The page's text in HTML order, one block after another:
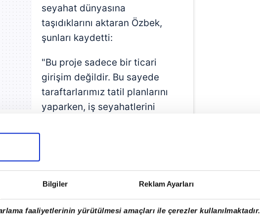
Bilgiler Reklam Ayarları
faaliyetlerinin yürütülmesi amaçları ile çerezler kullanılmaktadır.
seyahat dünyasına
taşıdıklarını aktaran Özbek,
şunları kaydetti:
"Bu proje sadece bir ticari
girişim değildir. Bu sayede
taraftarlarımız tatil planlarını
yaparken, iş seyahatlerini
devam edecektir. Her tercihle
Bugün spor kulüplerinin
ölçülmüyor. Yeni gelir alanları
farklı alanlarına taşıyabilmek büyük
önemli halkalarından biridir.
bağımsızlığını daha da